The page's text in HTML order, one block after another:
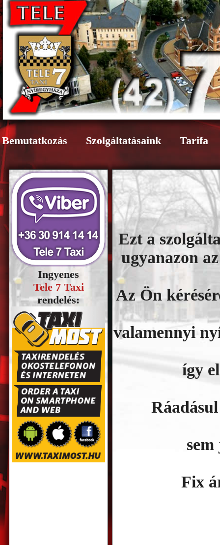
Bemutatkozás Szolgáltatásaink Tarifa
Ingyenes
Tele 7 Taxi
rendelés:
Ezt a
ugyanazon
Az Ön
valamennyi
így
Fix